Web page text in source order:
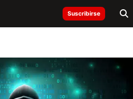
Suscribirse